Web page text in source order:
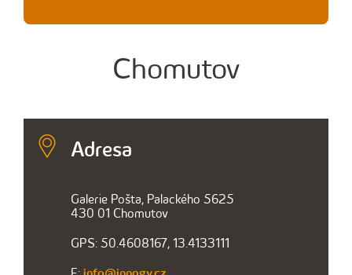
Chomutov
Adresa
Galerie Pošta, Palackého 5625
430 01 Chomutov
GPS: 50.4608167, 13.4133111